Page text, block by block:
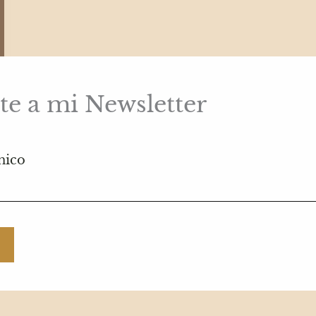
a mi Newsletter